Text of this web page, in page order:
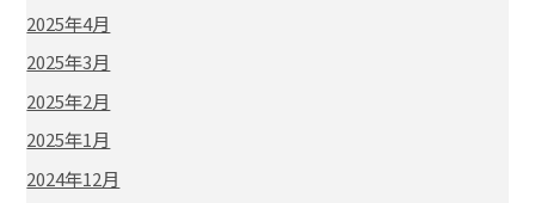
2025年4月
2025年3月
2025年2月
2025年1月
2024年12月